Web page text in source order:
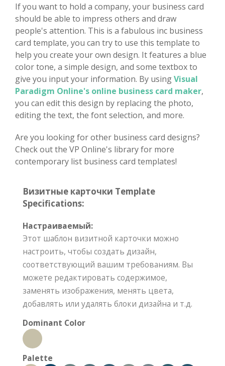
If you want to hold a company, your business card
should be able to impress others and draw
people's attention. This is a fabulous inc business
card template, you can try to use this template to
help you create your own design. It features a blue
color tone, a simple design, and some textbox to
give you input your information. By usingVisual
Paradigm Online's online business card maker,
you can edit this design by replacing the photo,
editing the text, the font selection, and more.
Are you looking for other business card designs?
Check out the VP Online's library for more
contemporary list business card templates!
Визитные карточки Template
Specifications:
Настраиваемый:
Этот шаблон визитной карточки можно
настроить, чтобы создать дизайн,
соответствующий вашим требованиям. Вы
можете редактировать содержимое,
заменять изображения, менять цвета,
добавлять или удалять блоки дизайна и т.д.
Dominant Color
Palette